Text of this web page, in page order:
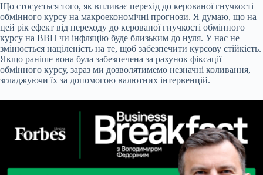
Що стосується того, як впливає перехід до керованої гнучкості
обмінного курсу на макроекономічні прогнози. Я думаю, що на
цей рік ефект від переходу до керованої гнучкості обмінного
курсу на ВВП чи інфляцію буде близьким до нуля. У нас не
змінюється націленість на те, щоб забезпечити курсову стійкість.
Якщо раніше вона була забезпечена за рахунок фіксації
обмінного курсу, зараз ми дозволятимемо незначні коливання,
згладжуючи їх за допомогою валютних інтервенцій.